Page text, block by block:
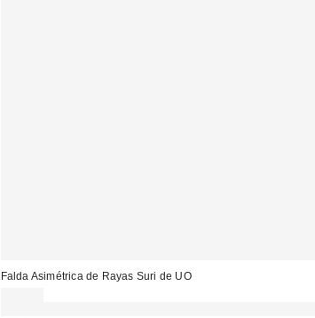
Falda Asimétrica de Rayas Suri de UO